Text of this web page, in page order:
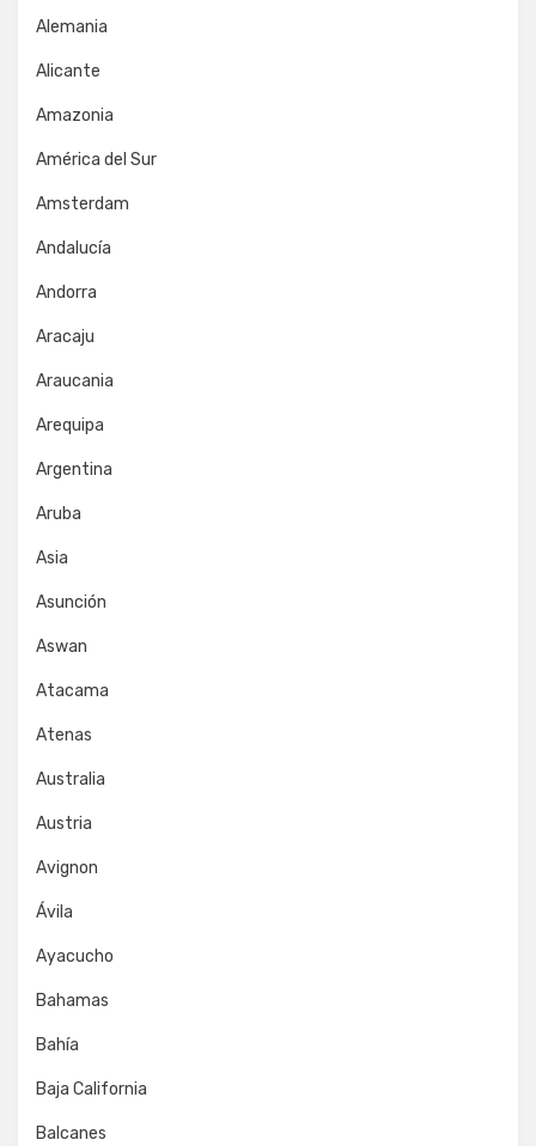
Alemania
Alicante
Amazonia
América del Sur
Amsterdam
Andalucía
Andorra
Aracaju
Araucania
Arequipa
Argentina
Aruba
Asia
Asunción
Aswan
Atacama
Atenas
Australia
Austria
Avignon
Ávila
Ayacucho
Bahamas
Bahía
Baja California
Balcanes